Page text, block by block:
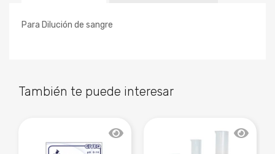
Para Dilución de sangre
También te puede interesar